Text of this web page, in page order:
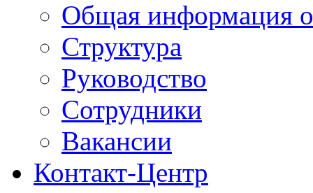
Общая
Структура
Руководство
Сотрудники
Вакансии
Контакт-Центр